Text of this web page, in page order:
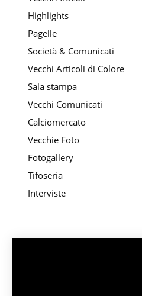
Highlights
Pagelle
Società & Comunicati
Vecchi Articoli di Colore
Sala stampa
Vecchi Comunicati
Calciomercato
Vecchie Foto
Fotogallery
Tifoseria
Interviste